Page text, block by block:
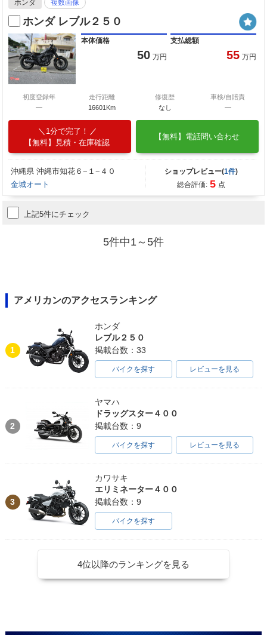
ホンダ 複数画像
ホンダ レブル２５０
本体価格
50 万円
支払総額
55 万円
初度登録年
―
走行距離
16601Km
修復歴
なし
車検/自賠責
―
1分で完了！
【無料】見積・在庫確認
【無料】電話問い合わせ
沖縄県 沖縄市知花６−１−４０
金城オート
ショップレビュー(1件)
総合評価: 5 点
上記5件にチェック
5件中1～5件
アメリカンのアクセスランキング
1
ホンダ
レブル２５０
掲載台数：33
バイクを探す レビューを見る
2
ヤマハ
ドラッグスター４００
掲載台数：9
バイクを探す レビューを見る
3
カワサキ
エリミネーター４００
掲載台数：9
バイクを探す
4位以降のランキングを見る